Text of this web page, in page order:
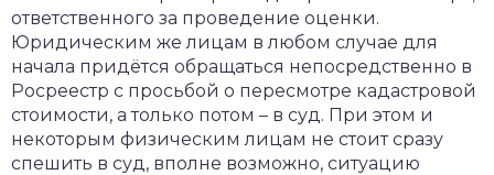
ответственного за проведение оценки.
Юридическим же лицам в любом случае для
начала придётся обращаться непосредственно в
Росреестр с просьбой о пересмотре кадастровой
стоимости, а только потом – в суд. При этом и
некоторым физическим лицам не стоит сразу
спешить в суд, вполне возможно, ситуацию